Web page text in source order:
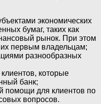
экономических
бумаг, таких как
рынок. При этом
первым владельцам;
разнообразных
которые
банк;
помощи для клиентов по
вопросов.